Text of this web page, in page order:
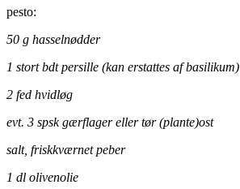
pesto:
50 g hasselnødder
1 stort bdt persille (kan erstattes af basilikum)
2 fed hvidløg
evt. 3 spsk gærflager eller tør (plante)ost
salt, friskkværnet peber
1 dl olivenolie